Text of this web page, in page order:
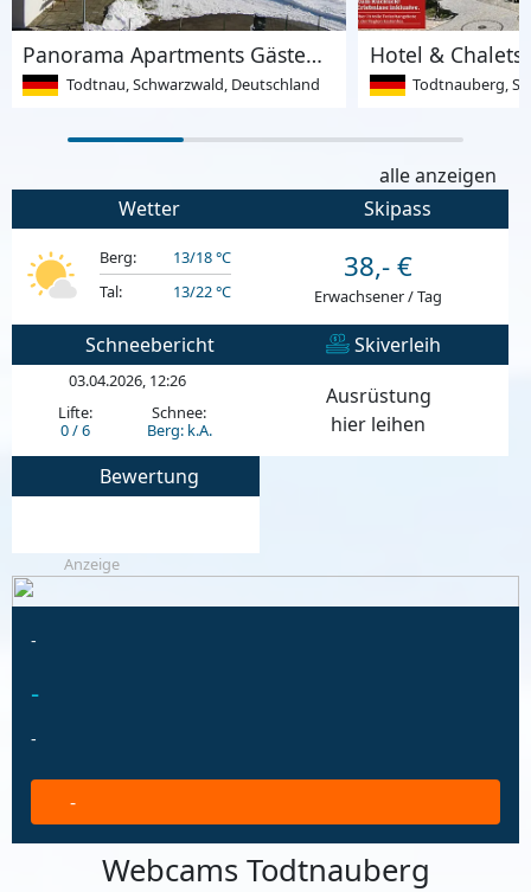
Panorama Apartments Gästehaus Steiert
Todtnau, Schwarzwald, Deutschland
Hotel &
Todtnauberg,
alle anzeigen
Wetter
Berg:
13/18 °C
Tal:
13/22 °C
Skipass
38,- €
Erwachsener / Tag
Schneebericht
03.04.2026, 12:26
Lifte:
0 / 6
Schnee:
Berg: k.A.
Skiverleih
Ausrüstung
hier leihen
Bewertung
Anzeige
-
-
-
-
Webcams Todtnauberg